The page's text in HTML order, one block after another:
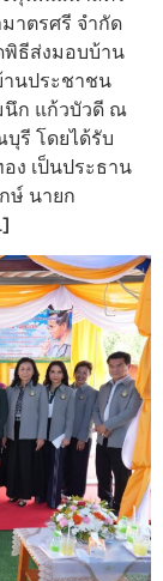
าตรศรี จำกัด
ธีส่งมอบบ้าน
านประชาชน
นึก แก้วบัวดี ณ
รี โดยได้รับ
ง เป็นประธาน
ษ์ นายก